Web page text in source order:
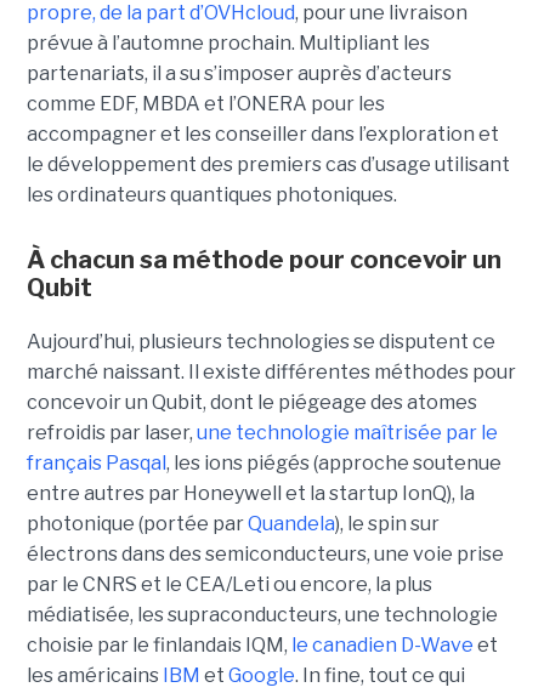
propre, de la part d’OVHcloud, pour une livraison
prévue à l’automne prochain. Multipliant les
partenariats, il a su s’imposer auprès d’acteurs
comme EDF, MBDA et l’ONERA pour les
accompagner et les conseiller dans l’exploration et
le développement des premiers cas d’usage utilisant
les ordinateurs quantiques photoniques.
À chacun sa méthode pour concevoir un
Qubit
Aujourd’hui, plusieurs technologies se disputent ce
marché naissant. Il existe différentes méthodes pour
concevoir un Qubit, dont le piégeage des atomes
refroidis par laser, une technologie maîtrisée par le
français Pasqal , les ions piégés (approche soutenue
entre autres par Honeywell et la startup IonQ), la
photonique (portée parQuandela), le spin sur
électrons dans des semiconducteurs, une voie prise
par le CNRS et le CEA/Leti ou encore, la plus
médiatisée, les supraconducteurs, une technologie
choisie par le finlandais IQM, le canadien D-Wave et
les américains IBM et Google. In fine, tout ce qui